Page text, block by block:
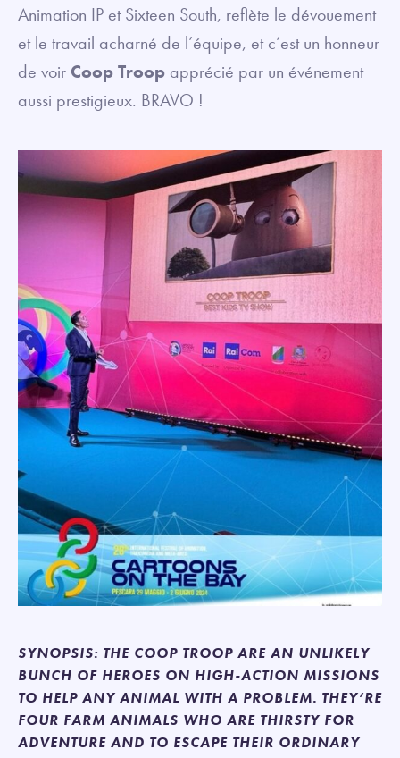
Animation IP et Sixteen South, reflète le dévouement
et le travail acharné de l’équipe, et c’est un honneur
de voir Coop Troop apprécié par un événement
aussi prestigieux. BRAVO !
SYNOPSIS: THE COOP TROOP ARE AN UNLIKELY
BUNCH OF HEROES ON HIGH-ACTION MISSIONS
TO HELP ANY ANIMAL WITH A PROBLEM. THEY’RE
FOUR FARM ANIMALS WHO ARE THIRSTY FOR
ADVENTURE AND TO ESCAPE THEIR ORDINARY